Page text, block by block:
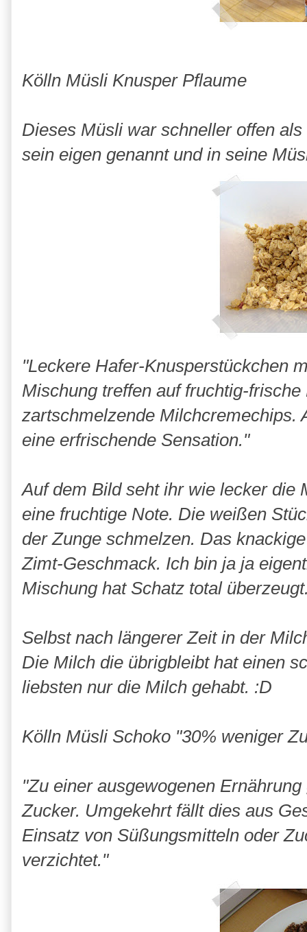
Kölln Müsli Knusper Pflaume
Dieses Müsli war schneller offen
sein eigen genannt und in seine
"Leckere Hafer-Knusperstückchen
Mischung treffen auf fruchtig-
zartschmelzende Milchcremechips.
eine erfrischende Sensation."
Auf dem Bild seht ihr wie lecker die
eine fruchtige Note. Die weißen
der Zunge schmelzen. Das
Zimt-Geschmack. Ich bin ja ja
Mischung hat Schatz total
Selbst nach längerer Zeit in der
Die Milch die übrigbleibt hat einen
liebsten nur die Milch gehabt. :D
Kölln Müsli Schoko "30% weniger
"Zu einer ausgewogenen
Zucker. Umgekehrt fällt dies aus
Einsatz von Süßungsmitteln oder
verzichtet."